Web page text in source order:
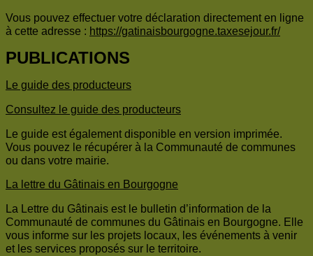
Vous pouvez effectuer votre déclaration directement en ligne
à cette adresse : https://gatinaisbourgogne.taxesejour.fr/
PUBLICATIONS
Le guide des producteurs
Consultez le guide des producteurs
Le guide est également disponible en version imprimée.
Vous pouvez le récupérer à la Communauté de communes
ou dans votre mairie.
La lettre du Gâtinais en Bourgogne
La Lettre du Gâtinais est le bulletin d’information de la
Communauté de communes du Gâtinais en Bourgogne. Elle
vous informe sur les projets locaux, les événements à venir
et les services proposés sur le territoire.